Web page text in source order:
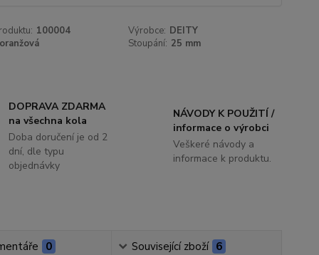
100004 Výrobce: DEITY
Stoupání: 25 mm
DOPRAVA ZDARMA
na všechna kola
Doba doručení je od 2
dní, dle typu
objednávky
NÁVODY K POUŽITÍ /
informace o výrobci
Veškeré návody a
informace k produktu.
0 Související zboží 6